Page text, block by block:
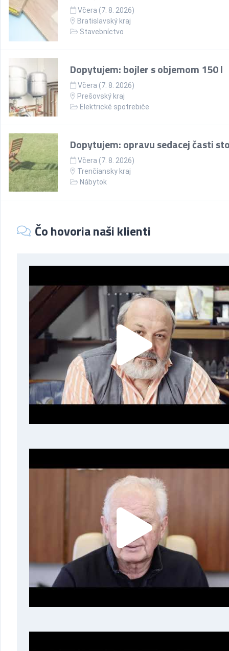
Včera (7. 8. 2026)
Bratislavský kraj
Stavebníctvo
Dopytujem: bojler s objemom 150 l
Včera (7. 8. 2026)
Prešovský kraj
Elektrické spotrebiče
Dopytujem: opravu sedacej časti
Včera (7. 8. 2026)
Trenčiansky kraj
Nábytok
Čo hovoria naši klienti